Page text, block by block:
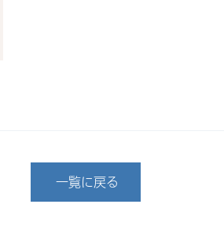
一覧に戻る